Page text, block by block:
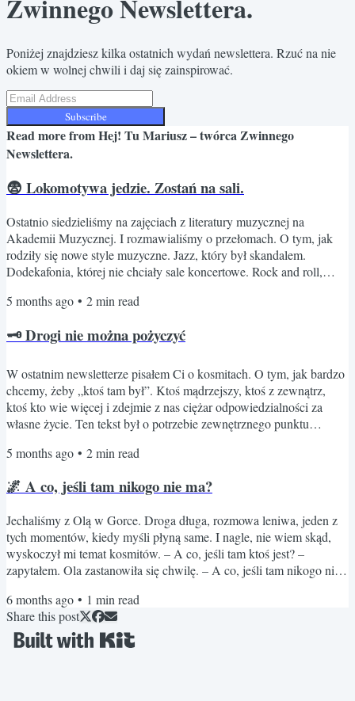
Zwinnego Newslettera.
Poniżej znajdziesz kilka ostatnich wydań newslettera. Rzuć na nie
okiem w wolnej chwili i daj się zainspirować.
Subscribe
Read more fromHej! Tu Mariusz – twórca Zwinnego
Newslettera.
😨 Lokomotywa jedzie. Zostań na sali.
Ostatnio siedzieliśmy na zajęciach z literatury muzycznej na
Akademii Muzycznej. I rozmawialiśmy o przełomach. O tym, jak
rodziły się nowe style muzyczne. Jazz, który był skandalem.
Dodekafonia, której nie chciały sale koncertowe. Rock and roll,
Nowe brzmienie pojawia się na horyzoncie, a środowisko zaciska
wspomniał o Chaplinie. Chaplin przez lata odmawiał pracy w...
5 months ago • 2min read
🗝️ Drogi nie można pożyczyć
W ostatnim newsletterze pisałem Ci o kosmitach. O tym, jak bardzo
chcemy, żeby „ktoś tam był”. Ktoś mądrzejszy, ktoś z zewnątrz,
ktoś kto wie więcej i zdejmie z nas ciężar odpowiedzialności za
własne życie. Ten tekst był o potrzebie zewnętrznego punktu
trudniejszych tekstów, jakie przyszło mi napisać. Bo dotyczy czegoś,
czterdzieści lat życia musiałem mieć kogoś, na...
5 months ago • 2min read
🌌 A co, jeśli tam nikogo nie ma?
Jechaliśmy z Olą w Gorce. Droga długa, rozmowa leniwa, jeden z
tych momentów, kiedy myśli płyną same. I nagle, nie wiem skąd,
wyskoczył mi temat kosmitów. – A co, jeśli tam ktoś jest? –
zapytałem. Ola zastanowiła się chwilę. – A co, jeśli tam nikogo nie
Jakby ta druga opcja była… cięższa. Dlaczego tak bardzo chcemy,
żeby „ktoś tam był”? Bo to by znaczyło, że ktoś wie lepiej. Ktoś już
przez to przeszedł. Może patrzy. Może pomoże. A...
6 months ago • 1 min read
Share this post